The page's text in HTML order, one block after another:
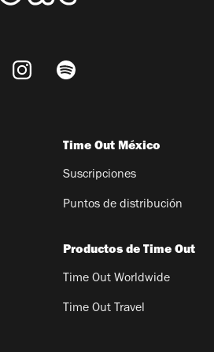
Time Out México
Suscripciones
Puntos de distribución
Productos de Time Out
Time Out Worldwide
Time Out Travel